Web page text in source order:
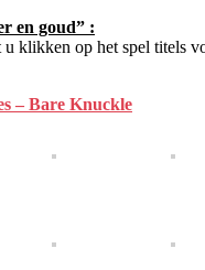
en goud” :
u klikken op het spel titels
– Bare Knuckle